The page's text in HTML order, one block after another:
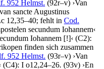
952 Helmst. (92r–v) ›Van
sancte Augustinus
12,35–40; fehlt in Cod.
secundum Iohannem‹
Iohannem [!]‹ (C2):
finden sich zusammen
952 Helmst. (93r–v) ›Van
(C4): I o12,24–26. (93v) ›En